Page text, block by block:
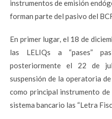
instrumentos de emisión
forman parte del pasivo del
En primer lugar, el 18 de
las LELIQs a “pases”
posteriormente el 22 de
suspensión de la operatoria
como principal instrumento
sistema bancario las “Letra